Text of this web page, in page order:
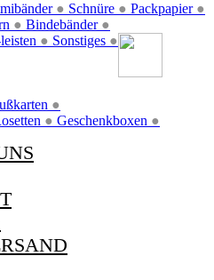
● Schnüre ● Packpapier ●
● Bindebänder ●
● Sonstiges ●
●
● Geschenkboxen ●